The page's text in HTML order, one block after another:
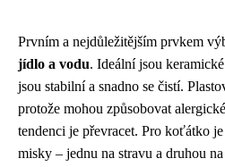
Prvním a nejdůležitějším prvkem
jídlo a vodu. Ideální jsou
jsou stabilní a snadno se čistí.
protože mohou způsobovat
tendenci je převracet. Pro koťátko
misky – jednu na stravu a druhou